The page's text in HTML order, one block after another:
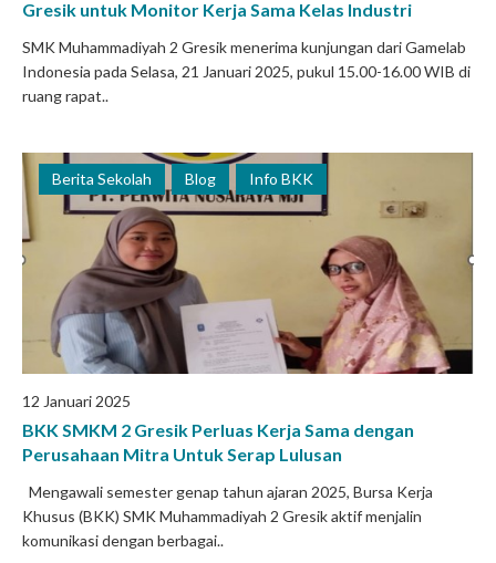
Gresik untuk Monitor Kerja Sama Kelas Industri
SMK Muhammadiyah 2 Gresik menerima kunjungan dari Gamelab
Indonesia pada Selasa, 21 Januari 2025, pukul 15.00-16.00 WIB di
ruang rapat..
Berita Sekolah Blog Info BKK
12 Januari 2025
BKK SMKM 2 Gresik Perluas Kerja Sama dengan
Perusahaan Mitra Untuk Serap Lulusan
Mengawali semester genap tahun ajaran 2025, Bursa Kerja
Khusus (BKK) SMK Muhammadiyah 2 Gresik aktif menjalin
komunikasi dengan berbagai..